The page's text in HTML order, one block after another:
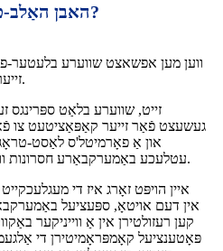
האבן האַלב-טרײַלערס בלאַט-פֿעדערן?
ווען מען אפשאצט שווערע בלעטער-
זייערע מעלות קעגן זייערע חסרונות.
געשעצט פֿאַר זייער קאַפּאַציטעט צו
און אַ פאָרמיטל'ס לאַסט-
עטלעכע באַמערקבאַרע חסרונות וואָס זענען ווערט צו באַטראַכטן.
איין הויפּט זאָרג איז די
אין דעם אויטאָ, ספּעציעל
קען רעזולטירן אין אַ ווייניקער
פּאָטענציעל קאָמפּראָמיטירן די